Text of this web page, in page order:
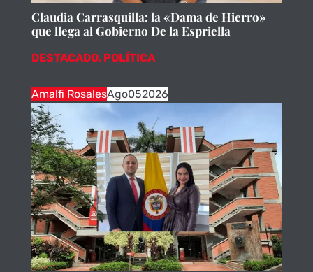
Claudia Carrasquilla: la «Dama de Hierro»
que llega al Gobierno De la Espriella
DESTACADO, POLÍTICA
Amalfi RosalesAgo052026